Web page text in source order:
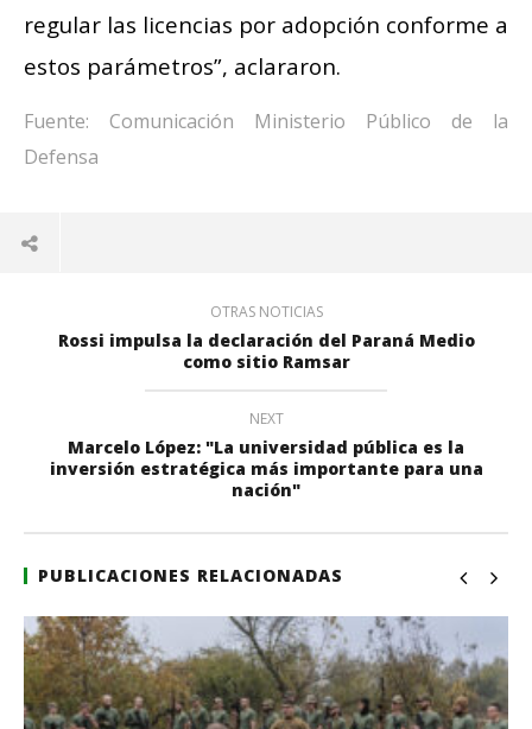
regular las licencias por adopción conforme a
estos parámetros”, aclararon.
Fuente: Comunicación Ministerio Público de la
Defensa
OTRAS NOTICIAS
Rossi impulsa la declaración del Paraná Medio
como sitio Ramsar
NEXT
Marcelo López: "La universidad pública es la
inversión estratégica más importante para una
nación"
PUBLICACIONES RELACIONADAS